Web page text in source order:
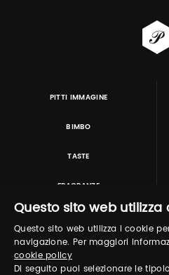
PITTI IMMAGINE
BIMBO
TASTE
FRAGRANZE
TUTORING &
Questo sito web utilizza
Questo sito web utilizza i cookie
navigazione. Per maggiori
cookie policy
Di seguito puoi selezionare le